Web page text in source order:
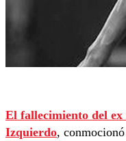
El fallecimiento del
Izquierdo,